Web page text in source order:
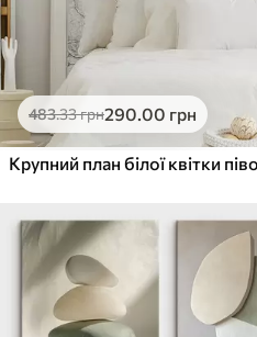
483.33грн290.00 грн